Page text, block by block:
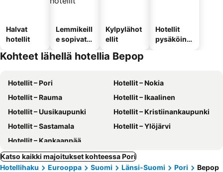
Halvat
hotellit
Lemmikeill
e sopivat
Kylpylähot
ellit
Hotellit
pysäköinni
Kohteet lähellä hotellia Bepop
Hotellit – Pori
Hotellit – Nokia
Hotellit – Rauma
Hotellit – Ikaalinen
Hotellit – Uusikaupunki
Hotellit – Kristiinankaupunki
Hotellit – Sastamala
Hotellit – Ylöjärvi
Hotellit – Kankaanpää
Katso kaikki majoitukset kohteessa Pori
Hotellihaku
Eurooppa Suomi Länsi-Suomi Pori Bepop